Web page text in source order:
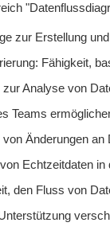
zur Erstellung
Fähigkeit,
Analyse von
Teams
Änderungen
Echtzeitdaten
den Fluss von